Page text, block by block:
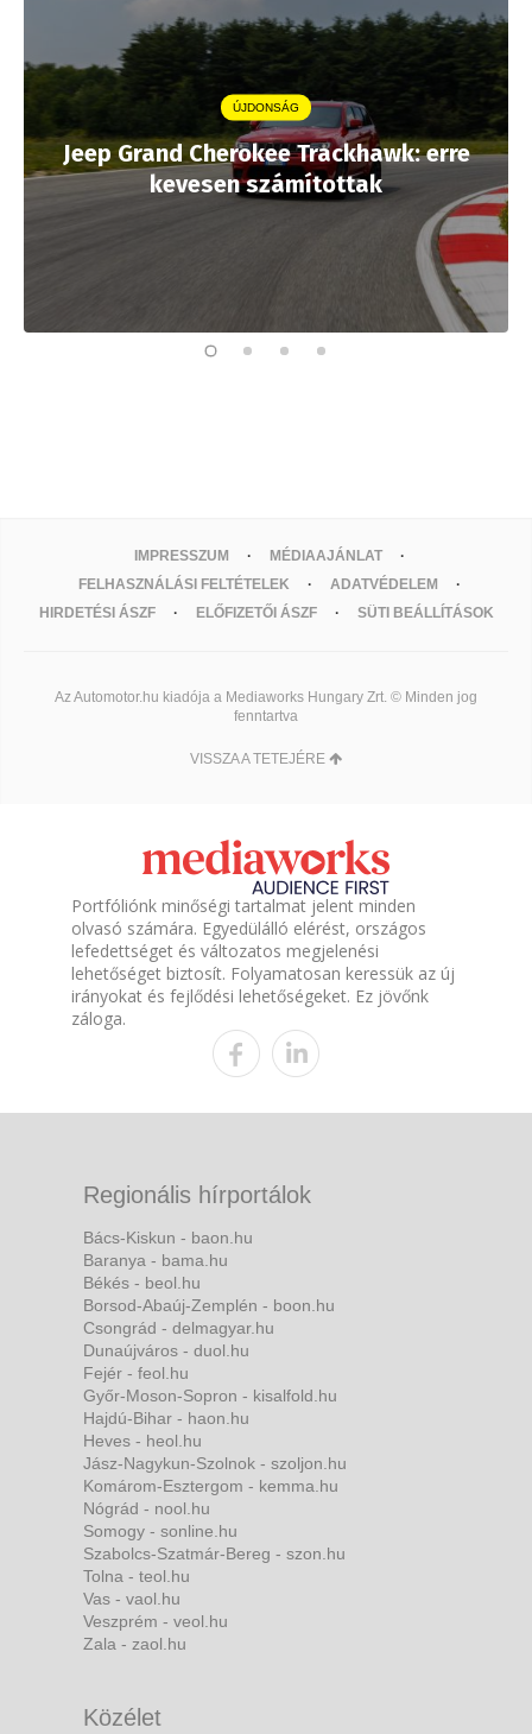
ÚJDONSÁG
Jeep Grand Cherokee Trackhawk: erre
kevesen számítottak
IMPRESSZUM
MÉDIAAJÁNLAT
FELHASZNÁLÁSI FELTÉTELEK
ADATVÉDELEM
HIRDETÉSI ÁSZF
ELŐFIZETŐI ÁSZF SÜTI BEÁLLÍTÁSOK
Az Automotor.hu kiadója a Mediaworks Hungary Zrt. © Minden jog
fenntartva
VISSZA A TETEJÉRE
Portfóliónk minőségi tartalmat jelent minden
olvasó számára. Egyedülálló elérést, országos
lefedettséget és változatos megjelenési
lehetőséget biztosít. Folyamatosan keressük az új
irányokat és fejlődési lehetőségeket. Ez jövőnk
záloga.
Regionális hírportálok
Bács-Kiskun - baon.hu
Baranya - bama.hu
Békés - beol.hu
Borsod-Abaúj-Zemplén - boon.hu
Csongrád - delmagyar.hu
Dunaújváros - duol.hu
Fejér - feol.hu
Győr-Moson-Sopron - kisalfold.hu
Hajdú-Bihar - haon.hu
Heves - heol.hu
Jász-Nagykun-Szolnok - szoljon.hu
Komárom-Esztergom - kemma.hu
Nógrád - nool.hu
Somogy - sonline.hu
Szabolcs-Szatmár-Bereg - szon.hu
Tolna - teol.hu
Vas - vaol.hu
Veszprém - veol.hu
Zala - zaol.hu
Közélet